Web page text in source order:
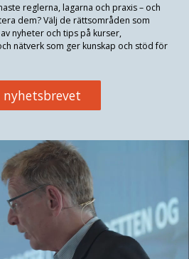
reglerna, lagarna och praxis– och
dem? Välj de rättsområden som
nyheter och tips på kurser,
nätverk som ger kunskap och stöd för
nyhetsbrevet